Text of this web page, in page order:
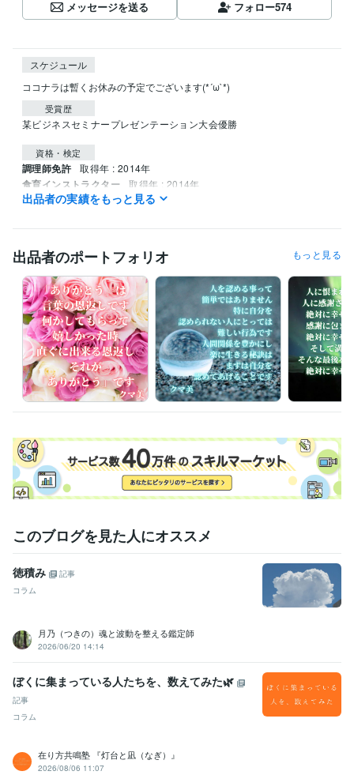
メッセージを送る フォロー574
スケジュール
ココナラは暫くお休みの予定でございます(*´ω`*)
受賞歴
某ビジネスセミナープレゼンテーション大会優勝
資格・検定
調理師免許 取得年 : 2014年
食育インストラクター 取得年 : 2014年
インターネットカウンセラー養成講座修了
得意分野
族環境、仕事の悩み
カウンセリング
ビジネス代行・事務代行 販売力向上、売上向上
ビジネス
出品者の実績をもっと見る
出品者のポートフォリオ もっと見る
このブログを見た人にオススメ
徳積み
記事
コラム
月乃（つきの）魂と波動を整える鑑定師
2026/06/20 14:14
ぼくに集まっている人たちを、数えてみた🌿
記事
コラム
在り方共鳴塾 『灯台と凪（なぎ）』
2026/08/06 11:07